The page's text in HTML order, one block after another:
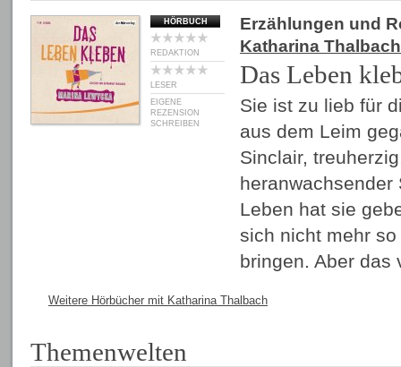
HÖRBUCH
REDAKTION
LESER
EIGENE
REZENSION
SCHREIBEN
Erzählungen und
Katharina Thalbach
Das Leben
Sie ist zu lieb für
aus dem Leim
Sinclair,
heranwachsender
Leben hat sie
sich nicht mehr
bringen. Aber
Weitere Hörbücher mit Katharina Thalbach
Themenwelten